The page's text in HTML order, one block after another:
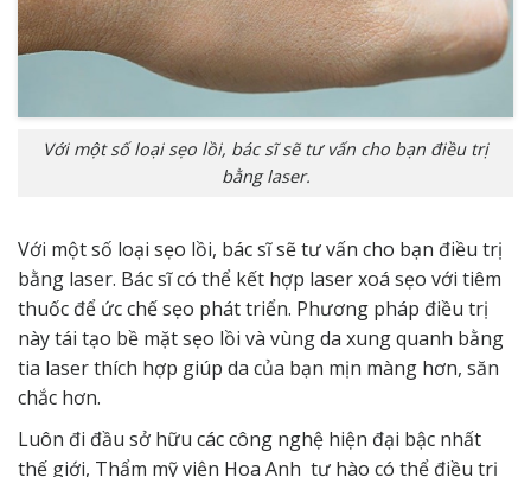
Với một số loại sẹo lồi, bác sĩ sẽ tư vấn cho bạn điều trị
bằng laser.
Với một số loại sẹo lồi, bác sĩ sẽ tư vấn cho bạn điều trị
bằng laser. Bác sĩ có thể kết hợp laser xoá sẹo với tiêm
thuốc để ức chế sẹo phát triển. Phương pháp điều trị
này tái tạo bề mặt sẹo lồi và vùng da xung quanh bằng
tia laserthích hợp giúp da của bạn mịn màng hơn, săn
chắc hơn.
Luôn đi đầu sở hữu các công nghệ hiện đại bậc nhất
thế giới, Thẩm mỹ viện Hoa Anh tự hào có thể điều trị